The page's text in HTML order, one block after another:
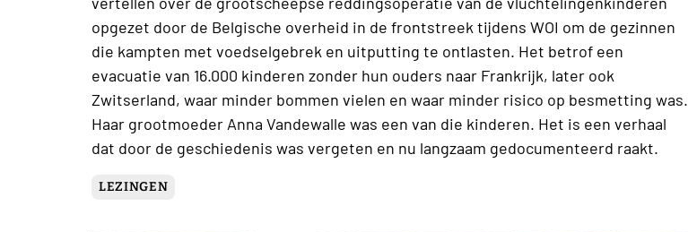
opgezet door de Belgische overheid in de frontstreek tijdens WOI om de gezinnen
die kampten met voedselgebrek en uitputting te ontlasten. Het betrof een
evacuatie van 16.000 kinderen zonder hun ouders naar Frankrijk, later ook
Zwitserland, waar minder bommen vielen en waar minder risico op besmetting was.
Haar grootmoeder Anna Vandewalle was een van die kinderen. Het is een verhaal
dat door de geschiedenis was vergeten en nu langzaam gedocumenteerd raakt.
LEZINGEN